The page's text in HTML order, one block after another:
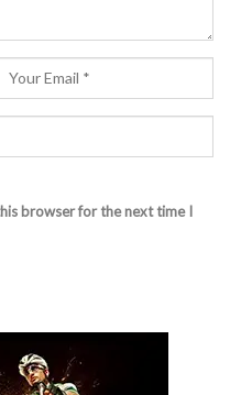
browser for the next time I